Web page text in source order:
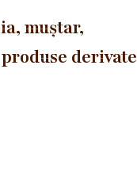
muștar,
derivate